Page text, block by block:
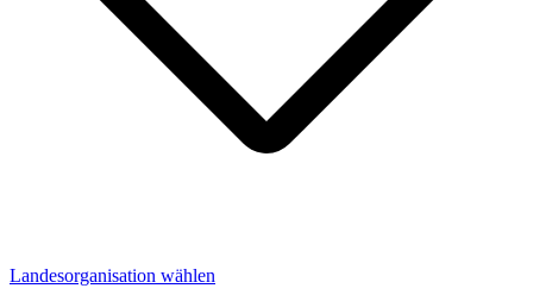
Landesorganisation wählen